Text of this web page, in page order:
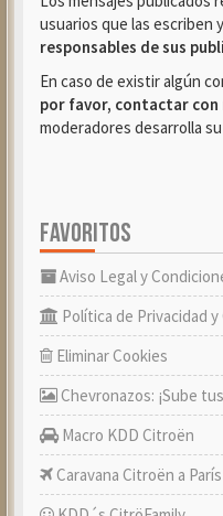
usuarios que las escriben y
responsables de sus
En caso de existir algún
por favor, contactar
moderadores desarrolla
FAVORITOS
Aviso Legal y
Política de Privacidad y
Eliminar Cookies
Chevronazos: ¡Sube
Macro KDD Citroën
Caravana Citroën a París